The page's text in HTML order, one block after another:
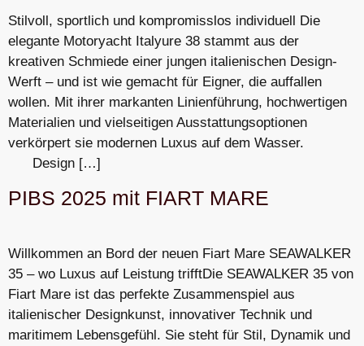
Stilvoll, sportlich und kompromisslos individuell Die
elegante Motoryacht Italyure 38 stammt aus der
kreativen Schmiede einer jungen italienischen Design-
Werft – und ist wie gemacht für Eigner, die auffallen
wollen. Mit ihrer markanten Linienführung, hochwertigen
Materialien und vielseitigen Ausstattungsoptionen
verkörpert sie modernen Luxus auf dem Wasser.
Design […]
PIBS 2025 mit FIART MARE
Willkommen an Bord der neuen Fiart Mare SEAWALKER
35 – wo Luxus auf Leistung trifftDie SEAWALKER 35 von
Fiart Mare ist das perfekte Zusammenspiel aus
italienischer Designkunst, innovativer Technik und
maritimem Lebensgefühl. Sie steht für Stil, Dynamik und